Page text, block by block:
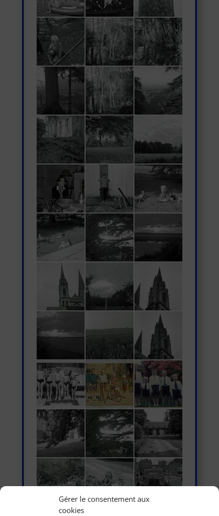
Gérer le consentement aux
cookies